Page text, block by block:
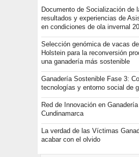
Documento de Socialización de
resultados y experiencias de
en condiciones de ola invernal
Selección genómica de vacas
Holstein para la reconversión
una ganadería más sostenible
Ganadería Sostenible Fase 3:
tecnologías y entorno social de
Red de Innovación en
Cundinamarca
La verdad de las Víctimas
acabar con el olvido